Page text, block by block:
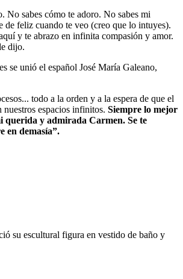
No sabes cómo te adoro. No sabes mi
de feliz cuando te veo (creo que lo intuyes).
y te abrazo en infinita compasión y amor.
dijo.
se unió el español José María Galeano,
todo a la orden y a la espera de que el
espacios infinitos. Siempre lo mejor
querida y admirada Carmen. Se te
en demasía”.
su escultural figura en vestido de baño y